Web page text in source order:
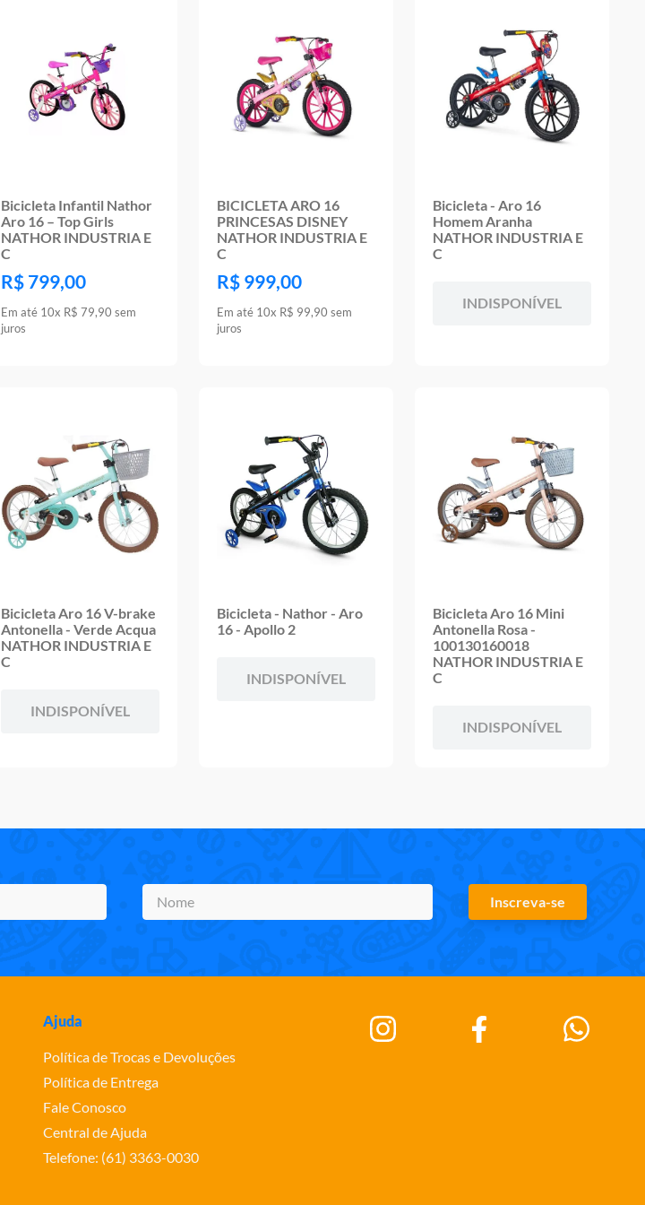
Bicicleta Infantil Nathor
Aro 16 – Top Girls
NATHOR INDUSTRIA E
C
R$ 799,00
Em até 10x R$ 79,90 sem
juros
BICICLETA ARO 16
PRINCESAS DISNEY
NATHOR INDUSTRIA E
C
R$ 999,00
Em até 10x R$ 99,90 sem
juros
Bicicleta - Aro 16
Homem Aranha
NATHOR INDUSTRIA E
C
INDISPONÍVEL
Bicicleta Aro 16 V-brake
Antonella - Verde Acqua
NATHOR INDUSTRIA E
C
INDISPONÍVEL
Bicicleta - Nathor - Aro
16 - Apollo 2
INDISPONÍVEL
Bicicleta Aro 16 Mini
Antonella Rosa -
100130160018
NATHOR INDUSTRIA E
C
INDISPONÍVEL
Inscreva-se
Ajuda
Política de Trocas e Devoluções
Política de Entrega
Fale Conosco
Central de Ajuda
Telefone: (61) 3363-0030